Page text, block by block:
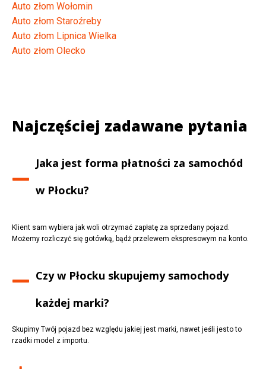
Auto złom Wołomin
Auto złom Staroźreby
Auto złom Lipnica Wielka
Auto złom Olecko
Najczęściej zadawane pytania
Jaka jest forma płatności za samochód
w Płocku?
Klient sam wybiera jak woli otrzymać zapłatę za sprzedany pojazd.
Możemy rozliczyć się gotówką, bądź przelewem ekspresowym na konto.
Czy w Płocku skupujemy samochody
każdej marki?
Skupimy Twój pojazd bez względu jakiej jest marki, nawet jeśli jesto to
rzadki model z importu.